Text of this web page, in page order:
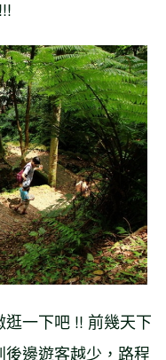
一下吧 !! 前幾天下
邊遊客越少，路程